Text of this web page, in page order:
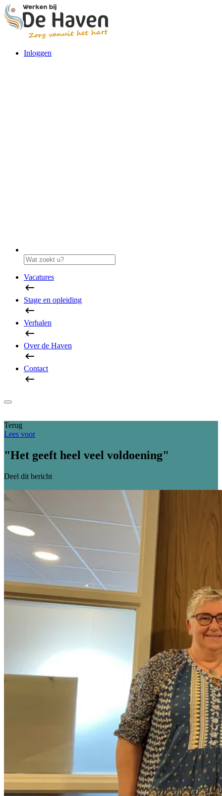
Inloggen
Vacatures
Stage en opleiding
Verhalen
Over de Haven
Contact
Terug
Lees voor
"Het geeft heel veel voldoening"
Deel dit bericht